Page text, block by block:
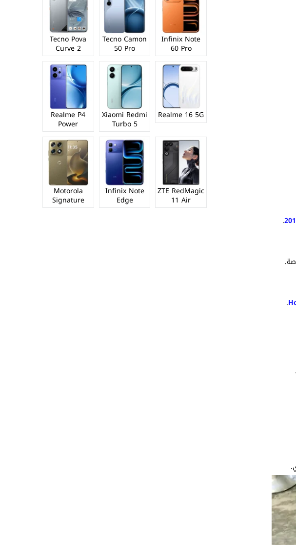
.
.
Infinix Note
60 Pro
Tecno Camon
50 Pro
Tecno Pova
Curve 2
Realme 16 5G
Xiaomi Redmi
Turbo 5
Realme P4
Power
ZTE RedMagic
11 Air
Infinix Note
Edge
Motorola
Signature